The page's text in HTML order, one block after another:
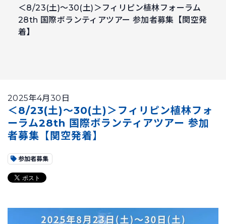
＜8/23(土)～30(土)＞フィリピン植林フォーラム
28th 国際ボランティアツアー 参加者募集【関空発
着】
2025年4月30日
＜8/23(土)～30(土)＞フィリピン植林フォ
ーラム28th 国際ボランティアツアー 参加
者募集【関空発着】
参加者募集